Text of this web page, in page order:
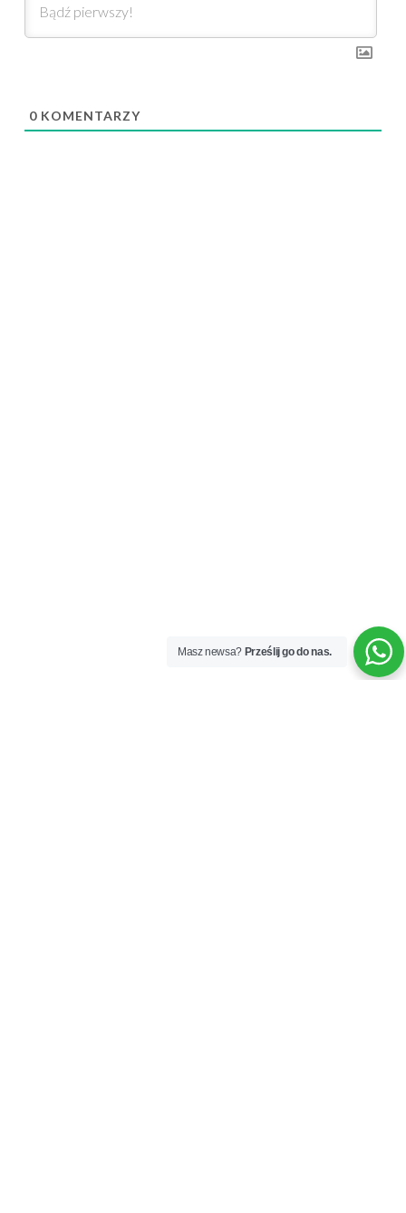
0 KOMENTARZY
Masz newsa? Prześlij go do nas.